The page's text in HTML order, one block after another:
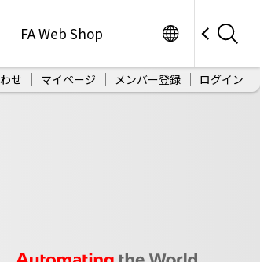
FA Web Shop
せ マイページ メンバー登録 ログイン